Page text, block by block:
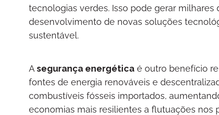
tecnologias verdes. Isso pode gerar
desenvolvimento de novas soluções
sustentável.
Asegurança energéticaé outro benefício
fontes de energia renováveis e
combustíveis fósseis importados,
economias mais resilientes a flutuações nos